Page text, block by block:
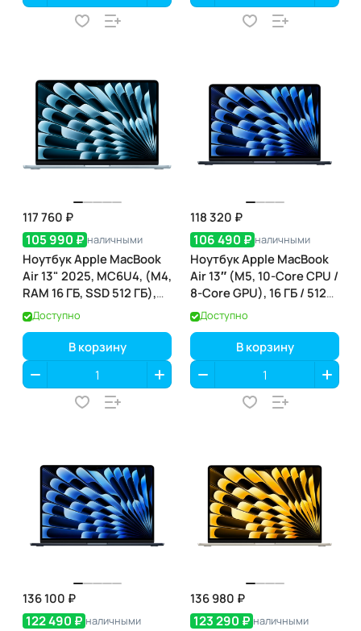
117 760 ₽
105 990 ₽ наличными
Ноутбук Apple MacBook
Air 13" 2025, MC6U4, (M4,
RAM 16 ГБ, SSD 512 ГБ),
Небесно-голубой
Доступно
В корзину
118 320 ₽
106 490 ₽ наличными
Ноутбук Apple MacBook
Air 13″ (M5, 10-Core CPU /
8-Core GPU), 16 ГБ / 512
ГБ, Midnight
(полуночный) (MDHE4)
Доступно
В корзину
136 100 ₽
122 490 ₽ наличными
136 980 ₽
123 290 ₽ наличными